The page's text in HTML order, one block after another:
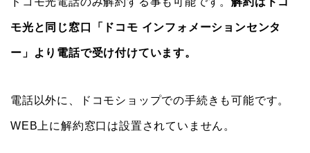
モ光と同じ窓口「ドコモ インフォメーションセンタ
ー」より電話で受け付けています。
電話以外に、ドコモショップでの手続きも可能です。
WEB上に解約窓口は設置されていません。